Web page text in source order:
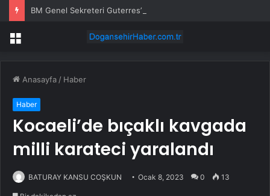
Menü
Anasayfa / Haber
Haber
Kocaeli’de bıçaklı kavgada
milli karateci yaralandı
BATURAY KANSU COŞKUN Ocak 8, 2023 0 13